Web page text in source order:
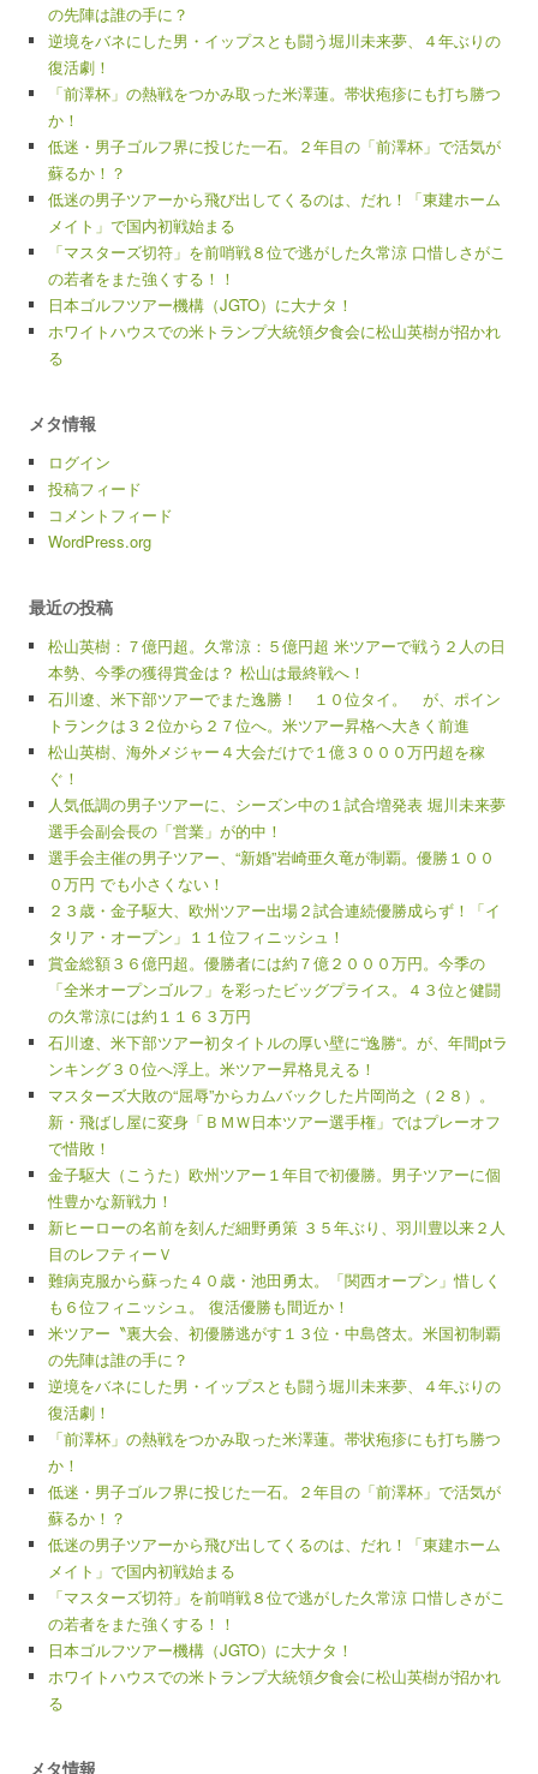
の先陣は誰の手に？
逆境をバネにした男・イップスとも闘う堀川未来夢、４年ぶりの
復活劇！
「前澤杯」の熱戦をつかみ取った米澤蓮。帯状疱疹にも打ち勝つ
か！
低迷・男子ゴルフ界に投じた一石。２年目の「前澤杯」で活気が
蘇るか！？
低迷の男子ツアーから飛び出してくるのは、だれ！「東建ホーム
メイト」で国内初戦始まる
「マスターズ切符」を前哨戦８位で逃がした久常涼 口惜しさがこ
の若者をまた強くする！！
日本ゴルフツアー機構（JGTO）に大ナタ！
ホワイトハウスでの米トランプ大統領夕食会に松山英樹が招かれ
る
メタ情報
ログイン
投稿フィード
コメントフィード
WordPress.org
最近の投稿
松山英樹：７億円超。久常涼：５億円超 米ツアーで戦う２人の日
本勢、今季の獲得賞金は？ 松山は最終戦へ！
石川遼、米下部ツアーでまた逸勝！ １０位タイ。 が、ポイン
トランクは３２位から２７位へ。米ツアー昇格へ大きく前進
松山英樹、海外メジャー４大会だけで１億３０００万円超を稼
ぐ！
人気低調の男子ツアーに、シーズン中の１試合増発表 堀川未来夢
選手会副会長の「営業」が的中！
選手会主催の男子ツアー、“新婚”岩崎亜久竜が制覇。優勝１００
０万円 でも小さくない！
２３歳・金子駆大、欧州ツアー出場２試合連続優勝成らず！「イ
タリア・オープン」１１位フィニッシュ！
賞金総額３６億円超。優勝者には約７億２０００万円。今季の
「全米オープンゴルフ」を彩ったビッグプライス。４３位と健闘
の久常涼には約１１６３万円
石川遼、米下部ツアー初タイトルの厚い壁に“逸勝“。が、年間ptラ
ンキング３０位へ浮上。米ツアー昇格見える！
マスターズ大敗の“屈辱”からカムバックした片岡尚之（２８）。
新・飛ばし屋に変身「ＢＭＷ日本ツアー選手権」ではプレーオフ
で惜敗！
金子駆大（こうた）欧州ツアー１年目で初優勝。男子ツアーに個
性豊かな新戦力！
新ヒーローの名前を刻んだ細野勇策 ３５年ぶり、羽川豊以来２人
目のレフティーＶ
難病克服から蘇った４０歳・池田勇太。「関西オープン」惜しく
も６位フィニッシュ。 復活優勝も間近か！
米ツアー〝裏大会、初優勝逃がす１３位・中島啓太。米国初制覇
の先陣は誰の手に？
逆境をバネにした男・イップスとも闘う堀川未来夢、４年ぶりの
復活劇！
「前澤杯」の熱戦をつかみ取った米澤蓮。帯状疱疹にも打ち勝つ
か！
低迷・男子ゴルフ界に投じた一石。２年目の「前澤杯」で活気が
蘇るか！？
低迷の男子ツアーから飛び出してくるのは、だれ！「東建ホーム
メイト」で国内初戦始まる
「マスターズ切符」を前哨戦８位で逃がした久常涼 口惜しさがこ
の若者をまた強くする！！
日本ゴルフツアー機構（JGTO）に大ナタ！
ホワイトハウスでの米トランプ大統領夕食会に松山英樹が招かれ
る
メタ情報